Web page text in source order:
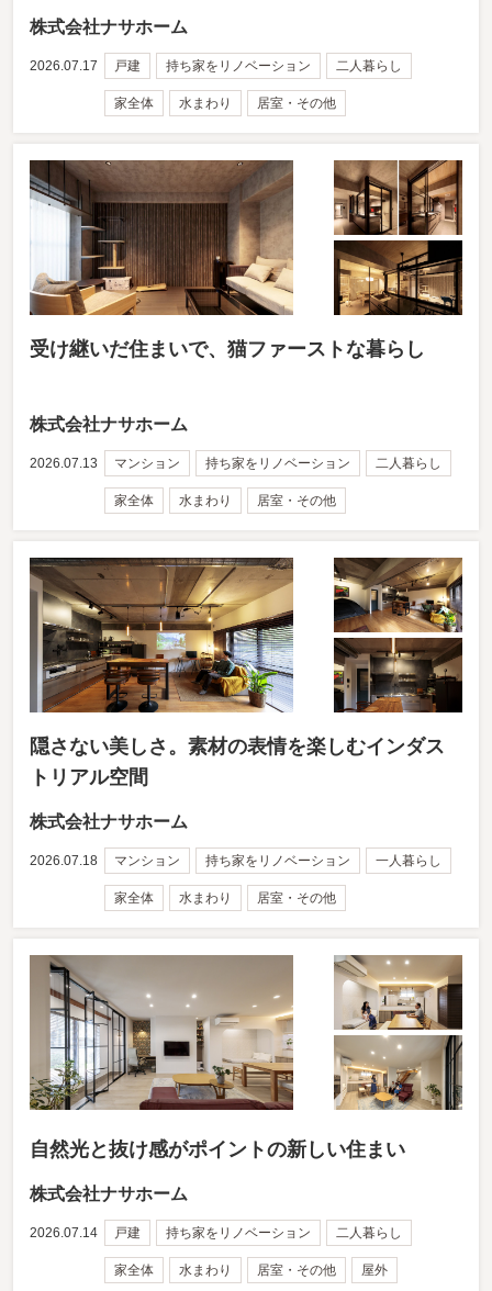
株式会社ナサホーム
2026.07.17 戸建 持ち家をリノベーション 二人暮らし
家全体 水まわり 居室・その他
受け継いだ住まいで、猫ファーストな暮らし
株式会社ナサホーム
2026.07.13 マンション 持ち家をリノベーション 二人暮らし
家全体 水まわり 居室・その他
隠さない美しさ。素材の表情を楽しむインダス
トリアル空間
株式会社ナサホーム
2026.07.18 マンション 持ち家をリノベーション 一人暮らし
家全体 水まわり 居室・その他
自然光と抜け感がポイントの新しい住まい
株式会社ナサホーム
2026.07.14 戸建 持ち家をリノベーション 二人暮らし
家全体 水まわり 居室・その他 屋外